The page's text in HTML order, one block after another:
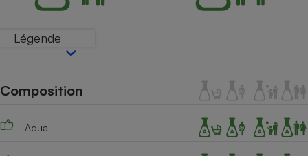
Légende
Composition
Aqua
Plaque de cuisson à
Smartphone